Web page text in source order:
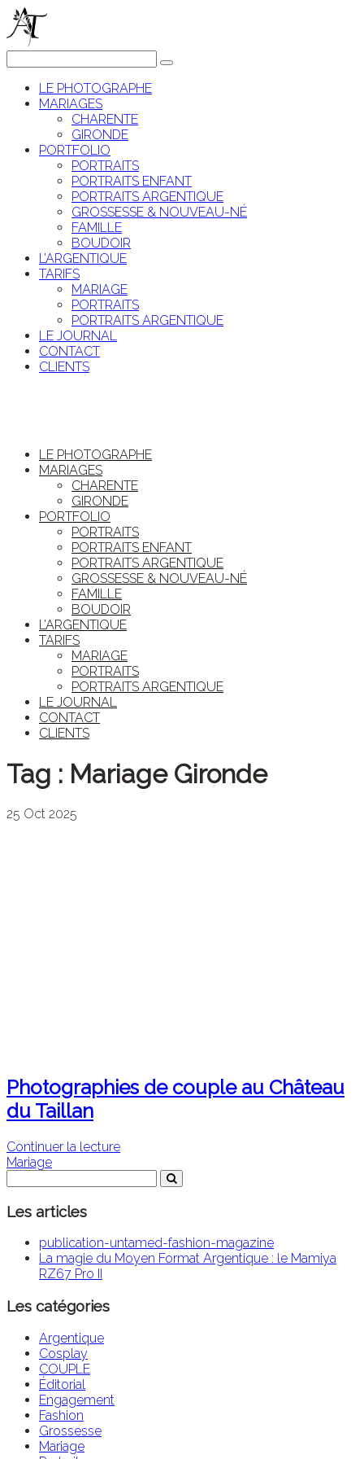
LE PHOTOGRAPHE
MARIAGES
CHARENTE
GIRONDE
PORTFOLIO
PORTRAITS
PORTRAITS ENFANT
PORTRAITS ARGENTIQUE
GROSSESSE & NOUVEAU-NÉ
FAMILLE
BOUDOIR
L’ARGENTIQUE
TARIFS
MARIAGE
PORTRAITS
PORTRAITS ARGENTIQUE
LE JOURNAL
CONTACT
CLIENTS
LE PHOTOGRAPHE
MARIAGES
CHARENTE
GIRONDE
PORTFOLIO
PORTRAITS
PORTRAITS ENFANT
PORTRAITS ARGENTIQUE
GROSSESSE & NOUVEAU-NÉ
FAMILLE
BOUDOIR
L’ARGENTIQUE
TARIFS
MARIAGE
PORTRAITS
PORTRAITS ARGENTIQUE
LE JOURNAL
CONTACT
CLIENTS
Tag : Mariage Gironde
25 Oct 2025
Photographies de couple au Château
du Taillan
Continuer la lecture
Mariage
Les articles
publication-untamed-fashion-magazine
La magie du Moyen Format Argentique : le Mamiya
RZ67 Pro II
Les catégories
Argentique
Cosplay
COUPLE
Éditorial
Engagement
Fashion
Grossesse
Mariage